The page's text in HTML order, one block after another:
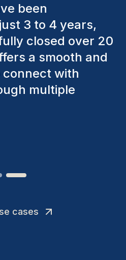
have
various
they present the
The individuals
with us, and
with the new
cases